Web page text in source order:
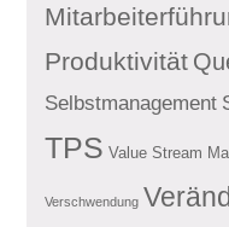
Produktivität
Selbstmanagement
TPS Value Stream
Verschwendung